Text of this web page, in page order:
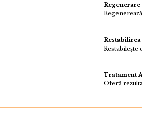
Regenerare
Tratament
Oferă